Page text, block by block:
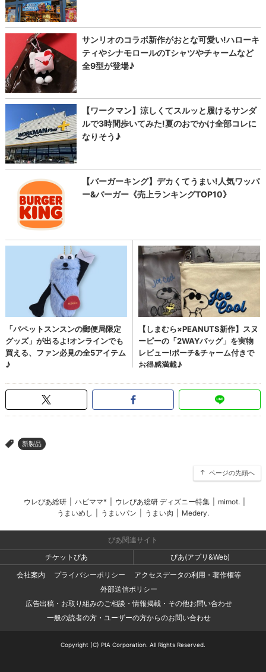
> 新製品
ページの先頭へ
ウレぴあ総研 ハピママ* ウレぴあ総研 ディズニー特集 mimot.
うまいめし
うまいパン うまい肉 Medery.
ぴあ関連サイト
チケットぴあ
ぴあ(アプリ&Web)
会社案内
プライバシーポリシー
アクセスデータの利用・著作権等
外部送信ポリシー
広告出稿・お取り組みのご相談・情報掲載・その他お問い合わせ
一般の読者の方・ユーザーの方からのお問い合わせ
Copyright (C) PIA Corporation. All Rights Reserved.